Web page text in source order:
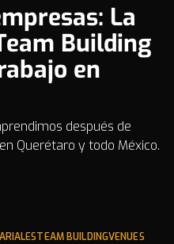
La
Building
en
después de
Querétaro y todo México.
TEAM BUILDINGVENUES